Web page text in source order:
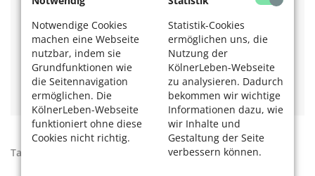
Notwendige Cookies
machen eine Webseite
nutzbar, indem sie
Grundfunktionen wie
die Seitennavigation
ermöglichen. Die
KölnerLeben-Webseite
funktioniert ohne diese
Cookies nicht richtig.
Statistik-Cookies
ermöglichen uns, die
Nutzung der
KölnerLeben-Webseite
zu analysieren. Dadurch
bekommen wir wichtige
Informationen dazu, wie
wir Inhalte und
Gestaltung der Seite
verbessern können.
Das könnte Sie auch interessieren:
Die Stadtbibliothek zieht um – übergangsweise
Interessantes Angebot für alle Lesenden der Kölner
Stadtbibliothek:Filme drehen wie ein Profi.
Tags: Kabel , Satellit